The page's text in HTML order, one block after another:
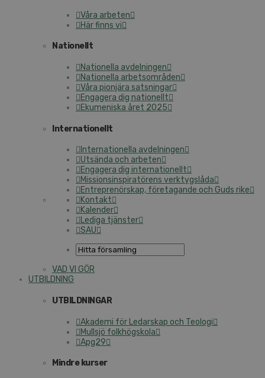
Våra arbeten
Här finns vi
Nationellt
Nationella avdelningen
Nationella arbetsområden
Våra pionjära satsningar
Engagera dig nationellt
Ekumeniska året 2025
Internationellt
Internationella avdelningen
Utsända och arbeten
Engagera dig internationellt
Missionsinspiratörens verktygslåda
Entreprenörskap, företagande och Guds rike
Kontakt
Kalender
Lediga tjänster
SAU
VAD VI GÖR
UTBILDNING
UTBILDNINGAR
Akademi för Ledarskap och Teologi
Mullsjö folkhögskola
Apg29
Mindre kurser